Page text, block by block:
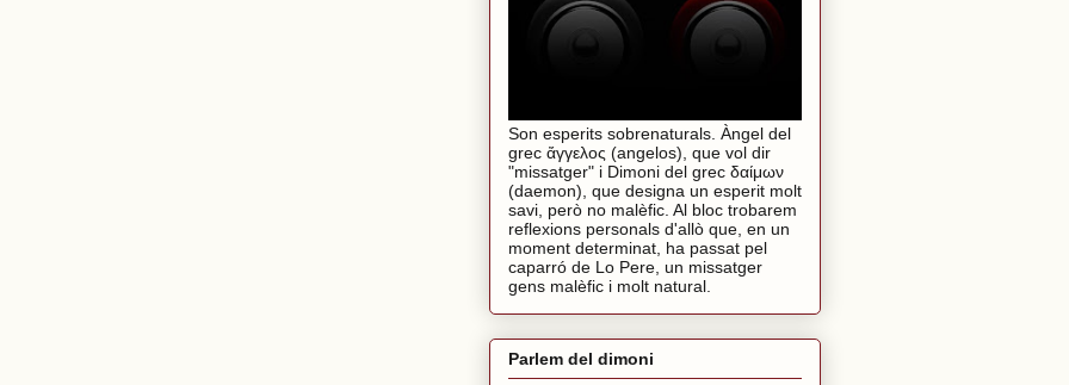
Son esperits sobrenaturals. Àngel del
grec ἄγγελος (angelos), que vol dir
"missatger" i Dimoni del grec δαίμων
(daemon), que designa un esperit molt
savi, però no malèfic. Al bloc trobarem
reflexions personals d'allò que, en un
moment determinat, ha passat pel
caparró de Lo Pere, un missatger
gens malèfic i molt natural.
Parlem del dimoni